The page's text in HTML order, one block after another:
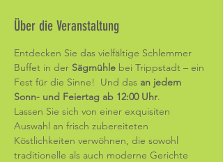
Über die Veranstaltung
Entdecken Sie das vielfältige Schlemmer
Buffet in der Sägmühle bei Trippstadt – ein
Fest für die Sinne!  Und das an jedem
Sonn- und Feiertag ab 12:00 Uhr.
Lassen Sie sich von einer exquisiten
Auswahl an frisch zubereiteten
Köstlichkeiten verwöhnen, die sowohl
traditionelle als auch moderne Gerichte